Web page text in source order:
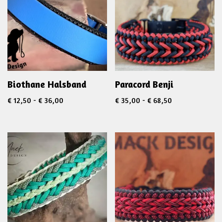
Biothane Halsband
€ 12,50 - € 36,00
Paracord Benji
€ 35,00 - € 68,50